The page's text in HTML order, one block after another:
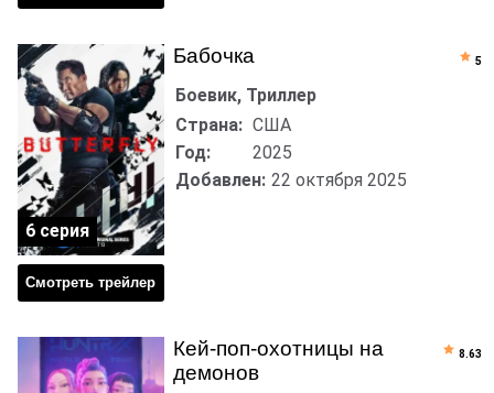
Бабочка
Смотреть трейлер
Боевик, Триллер
Страна: США
Год:
2025
Добавлен: 22 октября 2025
6 серия
5
Кей-поп-охотницы на
демонов
8.63